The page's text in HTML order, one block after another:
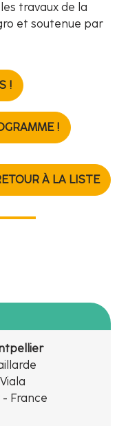
travaux de la
et soutenue par
!
!
À LA LISTE
France